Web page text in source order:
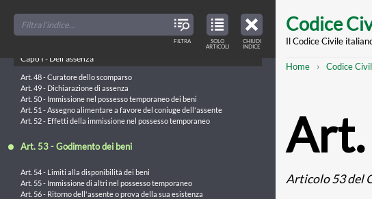
TABLE
OF
CONTENTS
CHIUDI
INDICE
main
Codice
Il Codice Civile
Home Codice
Articolo 53 del
TOC
TITLES
FILTRA
VIEW
ONLY
ARTICLES
IN
SOLO
ARTICOLI
TITOLO IV - Dell’assenza e della dichiarazione di morte presunta
Capo I - Dell’assenza
Art. 48 - Curatore dello scomparso
Art. 49 - Dichiarazione di assenza
Art. 50 - Immissione nel possesso temporaneo dei beni
Art. 51 - Assegno alimentare a favore del coniuge dell'assente
Art. 52 - Effetti della immissione nel possesso temporaneo
Art. 53 - Godimento dei beni
Art. 54 - Limiti alla disponibilità dei beni
Art. 55 - Immissione di altri nel possesso temporaneo
Art. 56 - Ritorno dell'assente o prova della sua esistenza